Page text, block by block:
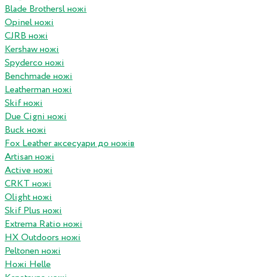
Blade Brothersl ножі
Opinel ножі
CJRB ножі
Kershaw ножі
Spyderco ножі
Benchmade ножі
Leatherman ножі
Skif ножі
Due Cigni ножі
Buck ножі
Fox Leather аксесуари до ножів
Artisan ножі
Active ножі
CRKT ножі
Olight ножі
Skif Plus ножі
Extrema Ratio ножі
HX Outdoors ножі
Peltonen ножі
Ножі Helle